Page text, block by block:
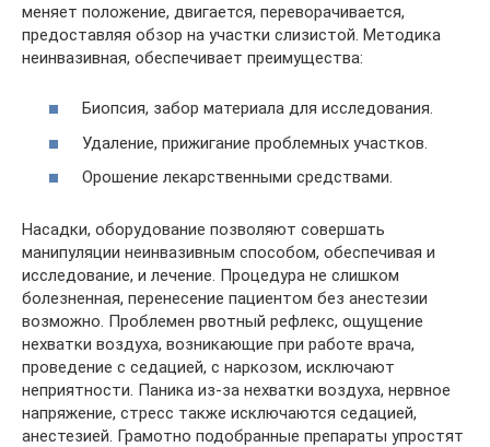
меняет положение, двигается, переворачивается,
предоставляя обзор на участки слизистой. Методика
неинвазивная, обеспечивает преимущества:
Биопсия, забор материала для исследования.
Удаление, прижигание проблемных участков.
Орошение лекарственными средствами.
Насадки, оборудование позволяют совершать
манипуляции неинвазивным способом, обеспечивая и
исследование, и лечение. Процедура не слишком
болезненная, перенесение пациентом без анестезии
возможно. Проблемен рвотный рефлекс, ощущение
нехватки воздуха, возникающие при работе врача,
проведение с седацией, с наркозом, исключают
неприятности. Паника из-за нехватки воздуха, нервное
напряжение, стресс также исключаются седацией,
анестезией. Грамотно подобранные препараты упростят